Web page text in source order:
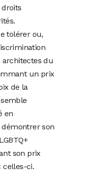
tolérer ou,
du
un prix
de la
en
démontrer son
son prix
celles-ci.